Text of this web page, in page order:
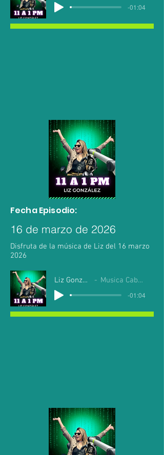
-01:04
Fecha Episodio:
16 de marzo de 2026
Disfruta de la música de Liz del 16 marzo
2026
Liz Gonzalez Musica Cabo Mil
-01:04